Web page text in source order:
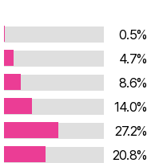
럼 깊고 어두워 일반 독
락지 않는다. 그러면서도
못하게 붙든다. 그것은 인
하이데거가 한평생 던진
리될 수 없이 우리의 사고
서 모든 것을 뒤덮고 감춰
0.5%
4.7%
8.6%
14.0%
27.2%
20.8%